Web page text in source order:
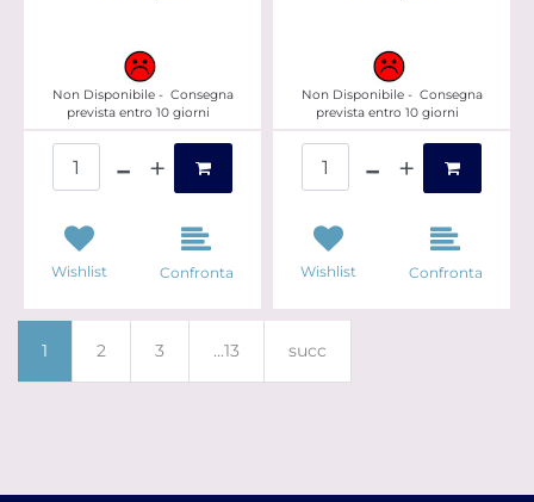
Non Disponibile - Consegna
prevista entro 10 giorni
Wishlist Confronta
Non Disponibile - Consegna
prevista entro 10 giorni
Wishlist Confronta
1 2 3 ...13 succ